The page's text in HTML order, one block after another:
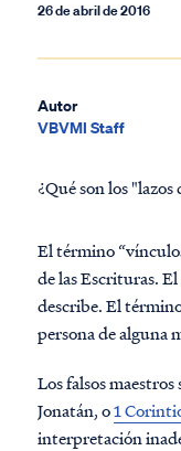
26 de abril de 2016
Autor
VBVMI Staff
¿Qué son los
El término
de las Escrituras.
describe. El
persona de alguna
Los falsos maestros
Jonatán, o1
interpretación